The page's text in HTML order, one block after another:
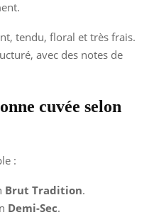
tendu, floral et très frais.
avec des notes de
cuvée selon
:
Brut Tradition.
Demi-Sec.